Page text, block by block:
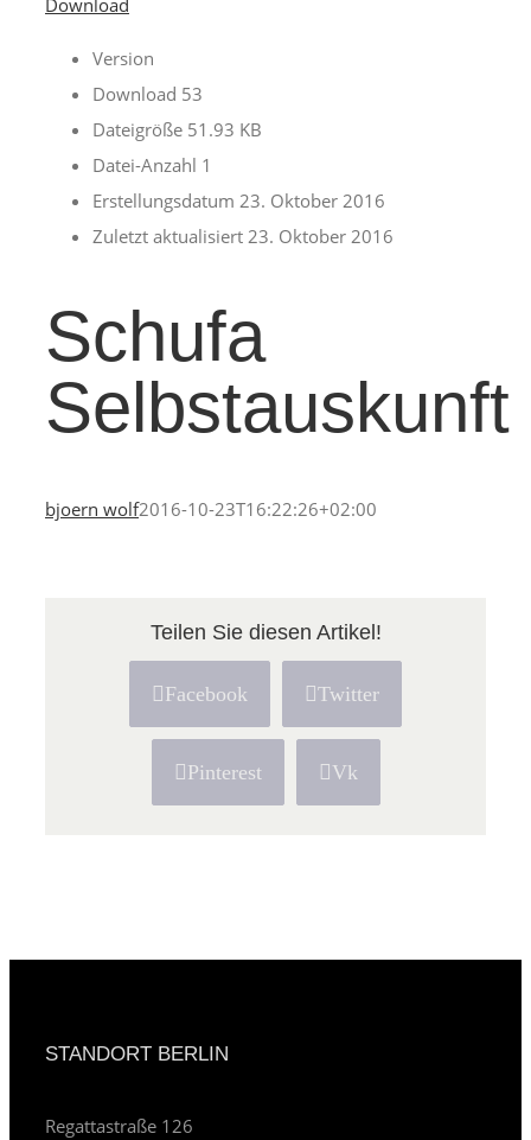
Version
Download 53
Dateigröße 51.93 KB
Datei-Anzahl 1
Erstellungsdatum 23. Oktober 2016
Zuletzt aktualisiert 23. Oktober 2016
Schufa
Selbstauskunft
bjoern wolf2016-10-23T16:22:26+02:00
Teilen Sie diesen Artikel!
Facebook Twitter
Pinterest Vk
STANDORT BERLIN
Regattastraße 126